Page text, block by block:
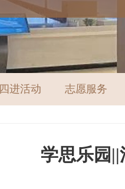
四进活动 志愿服务
学思乐园